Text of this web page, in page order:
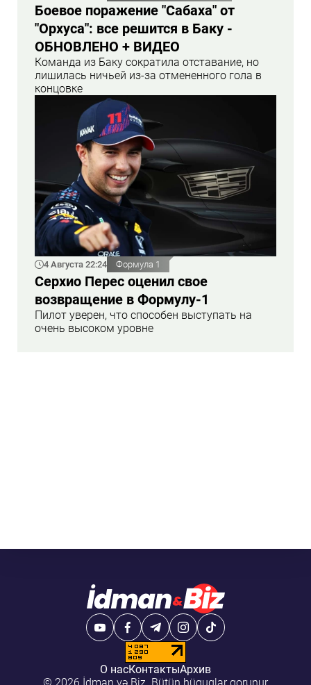
Боевое поражение "Сабаха" от
"Орхуса": все решится в Баку -
ОБНОВЛЕНО + ВИДЕО
Команда из Баку сократила отставание, но
лишилась ничьей из-за отмененного гола в
концовке
4 Августа 22:24 Формула 1
Серхио Перес оценил свое
возвращение в Формулу-1
Пилот уверен, что способен выступать на
очень высоком уровне
О насКонтактыАрхив